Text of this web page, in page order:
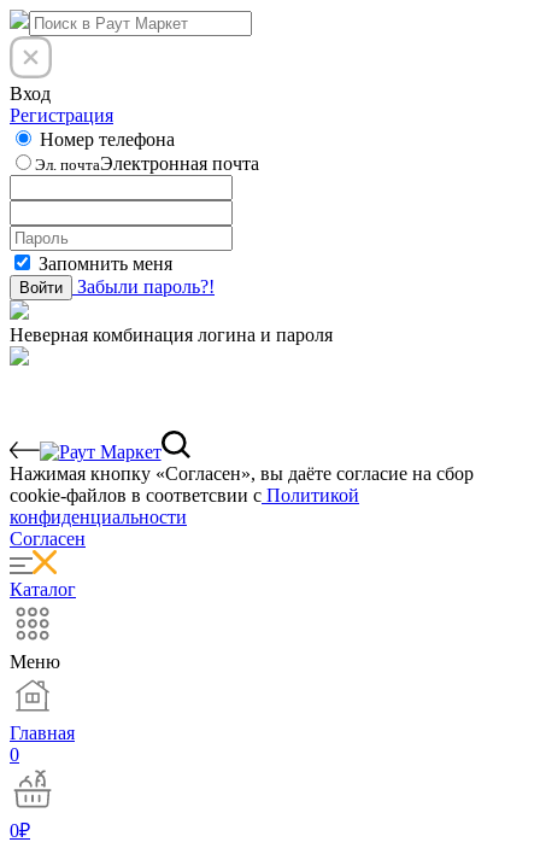
Вход
Регистрация
Номер телефона
Эл. почтаЭлектронная почта
Запомнить меня
Войти Забыли пароль?!
Неверная комбинация логина и пароля
Нажимая кнопку «Согласен», вы даёте cогласие на сбор
cookie-файлов в соответсвии с Политикой
конфиденциальности
Согласен
Каталог
Меню
Главная
0
0₽